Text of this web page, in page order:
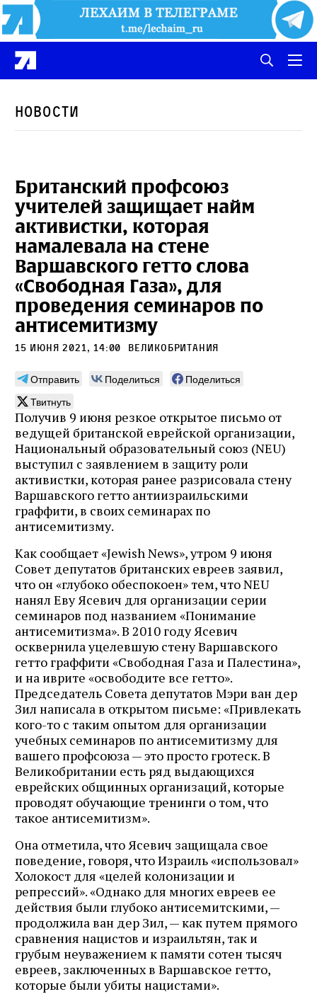
Новости
Британский профсоюз
учителей защищает найм
активистки, которая
намалевала на стене
Варшавского гетто слова
«Свободная Газа», для
проведения семинаров по
антисемитизму
15 июня 2021, 14:00 Великобритания
Отправить Поделиться
Поделиться
Твитнуть
Получив 9 июня резкое открытое письмо от
ведущей британской еврейской организации,
Национальный образовательный союз (NEU)
выступил с заявлением в защиту роли
активистки, которая ранее разрисовала стену
Варшавского гетто антиизраильскими
граффити, в своих семинарах по
антисемитизму.
Как сообщает «Jewish News», утром 9 июня
Совет депутатов британских евреев заявил,
что он «глубоко обеспокоен» тем, что NEU
нанял Еву Ясевич для организации серии
семинаров под названием «Понимание
антисемитизма». В 2010 году Ясевич
осквернила уцелевшую стену Варшавского
гетто граффити «Свободная Газа и Палестина»,
и на иврите «освободите все гетто».
Председатель Совета депутатов Мэри ван дер
Зил написала в открытом письме: «Привлекать
кого-то с таким опытом для организации
учебных семинаров по антисемитизму для
вашего профсоюза — это просто гротеск. В
Великобритании есть ряд выдающихся
еврейских общинных организаций, которые
проводят обучающие тренинги о том, что
такое антисемитизм».
Она отметила, что Ясевич защищала свое
поведение, говоря, что Израиль «использовал»
Холокост для «целей колонизации и
репрессий». «Однако для многих евреев ее
действия были глубоко антисемитскими, —
продолжила ван дер Зил, — как путем прямого
сравнения нацистов и израильтян, так и
грубым неуважением к памяти сотен тысяч
евреев, заключенных в Варшавское гетто,
которые были убиты нацистами».